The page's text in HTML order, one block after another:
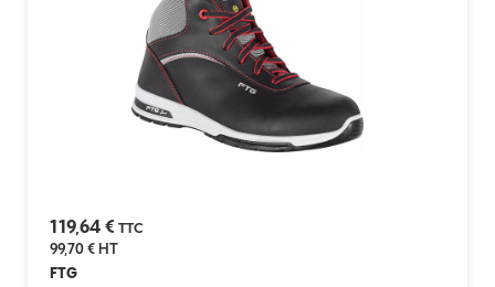
119,64 € TTC
99,70 €HT
FTG